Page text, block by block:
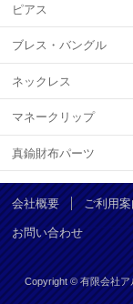
ピアス
ブレス・バングル
ネックレス
マネークリップ
真鍮財布パーツ
会社概要 ご利用
お問い合わせ
Copyright © 有限会社ア